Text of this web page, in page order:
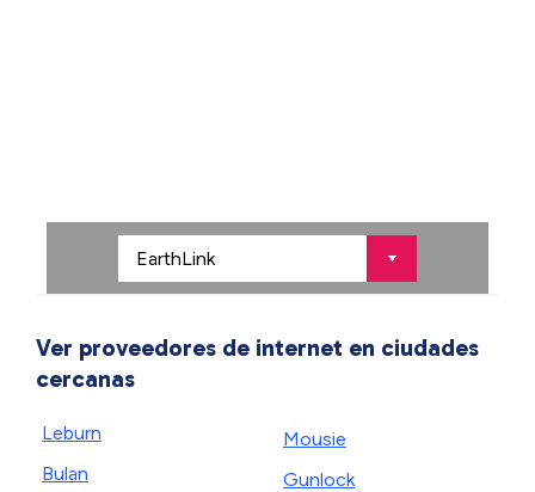
Ver proveedores de internet en ciudades
cercanas
Leburn
Bulan
Mousie
Gunlock